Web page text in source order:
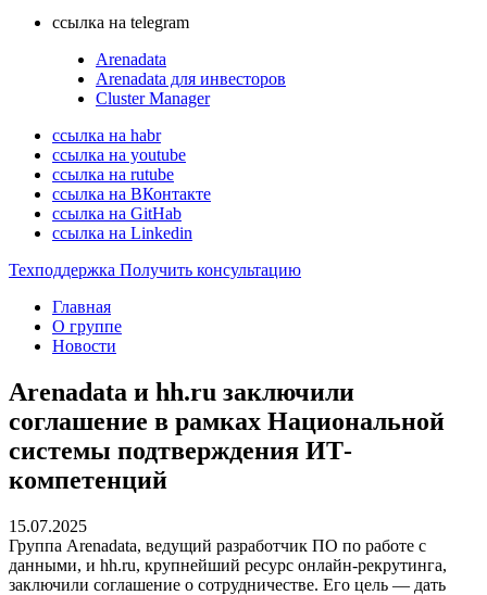
ссылка на telegram
Arenadata
Arenadata для инвесторов
Cluster Manager
ссылка на habr
ссылка на youtube
ссылка на rutube
ссылка на ВКонтакте
ссылка на GitHab
ссылка на Linkedin
Техподдержка Получить консультацию
Главная
О группе
Новости
Arenadata и hh.ru заключили
соглашение в рамках Национальной
системы подтверждения ИТ-
компетенций
15.07.2025
Группа Arenadata, ведущий разработчик ПО по работе с
данными, и hh.ru, крупнейший ресурс онлайн-рекрутинга,
заключили соглашение о сотрудничестве. Его цель — дать